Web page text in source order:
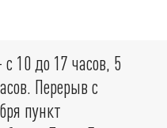
10 до 17 часов, 5
Перерыв с
пункт